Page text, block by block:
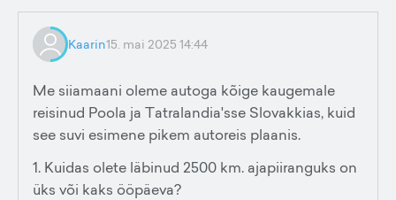
Kaarin15. mai 2025 14:44
Me siiamaani oleme autoga kõige kaugemale
reisinud Poola ja Tatralandia'sse Slovakkias, kuid
see suvi esimene pikem autoreis plaanis.
1. Kuidas olete läbinud 2500 km. ajapiiranguks on
üks või kaks ööpäeva?